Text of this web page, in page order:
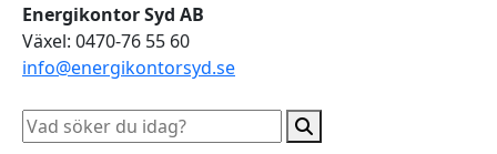
Energikontor Syd AB
Växel: 0470-76 55 60
info@energikontorsyd.se